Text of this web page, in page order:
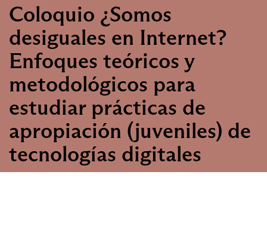
Coloquio ¿Somos
desiguales en Internet?
Enfoques teóricos y
metodológicos para
estudiar prácticas de
apropiación (juveniles) de
tecnologías digitales